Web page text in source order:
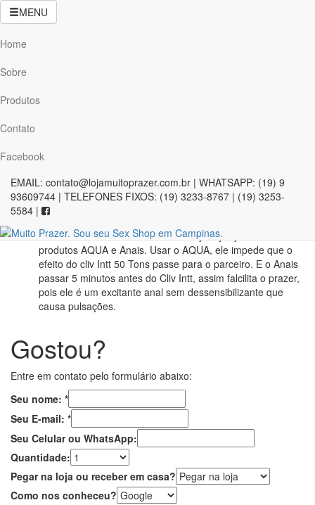
MENU
Home
Sobre
Produtos
Contato
Facebook
EMAIL: contato@lojamuitoprazer.com.br | WHATSAPP: (19) 9
93609744 | TELEFONES FIXOS: (19) 3233-8767 | (19) 3253-
5584 |
Home»
CLIV INTT 50 TONS
Informações sobre o produto:
lubrificar. Contém micro cápsulas de Vitamina E
RECOMENDAÇÕES:Coloque a quantidade mínima de 4
borrifadas no local desejado massageando delicadamente.
Não passar no pênis.Seu sistema a vácuo impede a
contato com meio externo. Dica: Faça a junção com os
produtos AQUA e Anais. Usar o AQUA, ele impede que o
efeito do cliv Intt 50 Tons passe para o parceiro. E o Anais
passar 5 minutos antes do Cliv Intt, assim falcilita o prazer,
pois ele é um excitante anal sem dessensibilizante que
causa pulsações.
Gostou?
Entre em contato pelo formulário abaixo:
Seu nome: *
Seu E-mail: *
Seu Celular ou WhatsApp:
Quantidade:
Pegar na loja ou receber em casa?
Como nos conheceu?